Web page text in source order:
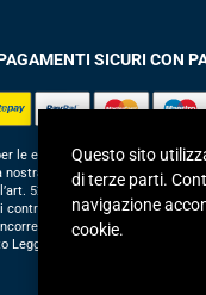
SICURI CON
le erogazioni pubbliche: gli aiuti
impresa sono contenuti
52 della L. 234/2012 in modo
statali di cui alla Legge
– art. 1, commi 125 –
Legge 34/2019.
Questo sito
di terze parti.
navigazione
cookie.